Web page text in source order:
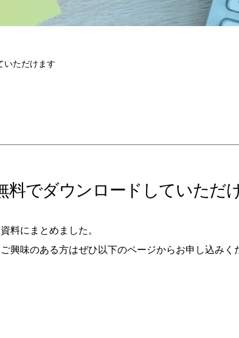
いただけます
料でダウンロードしていただ
料にまとめました。
興味のある方はぜひ以下のページからお申し込みく